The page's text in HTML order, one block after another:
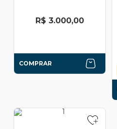
R$ 3.000,00
COMPRAR